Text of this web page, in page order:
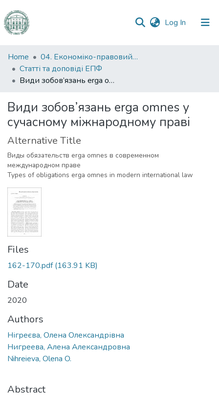
Log In (current)
Communities
&
Collections
Statistics
Home
04. Економіко-правовий факультет
Статті та доповіді ЕПФ
Види зобов’язань erga omnes у сучасному мiжнародному правi
Види зобов’язань erga omnes у
сучасному мiжнародному правi
Alternative Title
Виды обязательств erga omnes в современном
международном праве
Types of obligations erga omnes in modern international law
Files
162-170.pdf(163.91 KB)
Date
2020
Authors
Нігреєва, Олена Олександрівна
Нигреева, Алена Александровна
Nihreieva, Olena O.
Abstract